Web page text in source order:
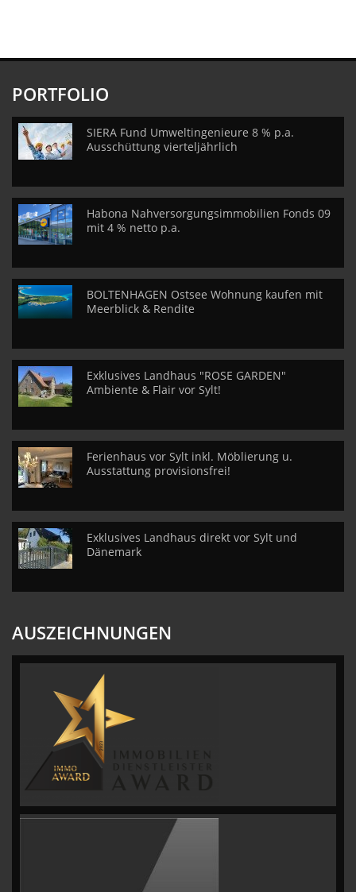
PORTFOLIO
SIERA Fund Umweltingenieure 8 % p.a.
Ausschüttung vierteljährlich
Habona Nahversorgungsimmobilien Fonds 09
mit 4 % netto p.a.
BOLTENHAGEN Ostsee Wohnung kaufen mit
Meerblick & Rendite
Exklusives Landhaus "ROSE GARDEN"
Ambiente & Flair vor Sylt!
Ferienhaus vor Sylt inkl. Möblierung u.
Ausstattung provisionsfrei!
Exklusives Landhaus direkt vor Sylt und
Dänemark
AUSZEICHNUNGEN